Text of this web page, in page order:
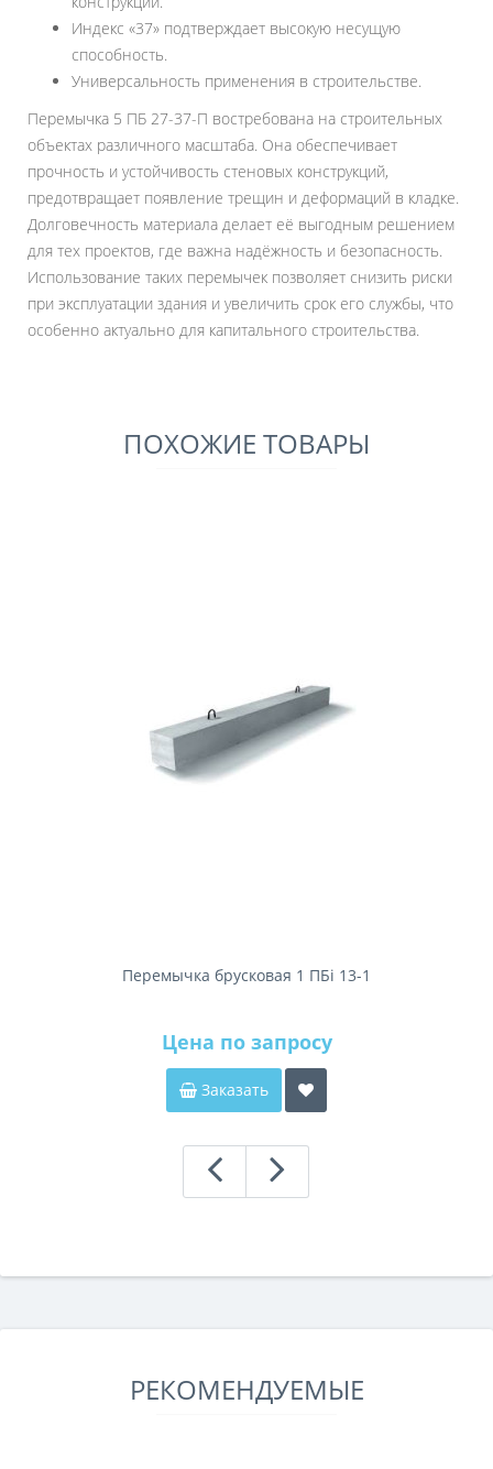
Индекс «37» подтверждает высокую несущую
способность.
Универсальность применения в строительстве.
Перемычка 5 ПБ 27-37-П востребована на строительных
объектах различного масштаба. Она обеспечивает
прочность и устойчивость стеновых конструкций,
предотвращает появление трещин и деформаций в кладке.
Долговечность материала делает её выгодным решением
для тех проектов, где важна надёжность и безопасность.
Использование таких перемычек позволяет снизить риски
при эксплуатации здания и увеличить срок его службы, что
особенно актуально для капитального строительства.
ПОХОЖИЕ ТОВАРЫ
Перемычка брусковая 1 ПБі 13-1
Цена по запросу
Заказать
РЕКОМЕНДУЕМЫЕ